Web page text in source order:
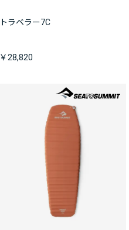
トラベラー7C
￥28,820